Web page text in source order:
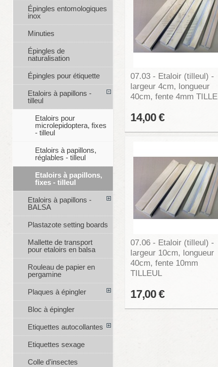
07.03 - Etaloir (tilleul) -
largeur 4cm, longueur
40cm, fente 4mm
14,00 €
07.06 - Etaloir (tilleul) -
largeur 10cm, longueur
40cm, fente 10mm
TILLEUL
17,00 €
Épingles entomologiques
inox
Minuties
Épingles de
naturalisation
Épingles pour étiquette
Etaloirs à papillons -
tilleul
Etaloirs pour
microlepidoptera, fixes
- tilleul
Etaloirs à papillons,
réglables - tilleul
Etaloirs à papillons,
fixes - tilleul
Etaloirs à papillons -
BALSA
Plastazote setting boards
Mallette de transport
pour etaloirs en balsa
Rouleau de papier en
pergamine
Plaques à épingler
Bloc à épingler
Etiquettes autocollantes
Etiquettes sexage
Colle d'insectes